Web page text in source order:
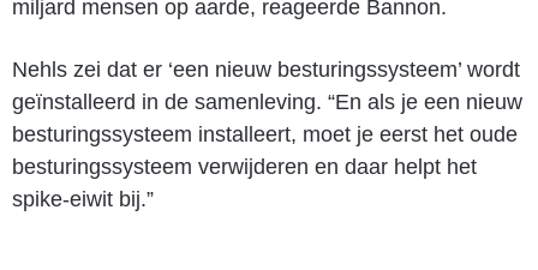
miljard mensen op aarde, reageerde Bannon.
Nehls zei dat er ‘een nieuw besturingssysteem’ wordt
geïnstalleerd in de samenleving. “En als je een nieuw
besturingssysteem installeert, moet je eerst het oude
besturingssysteem verwijderen en daar helpt het
spike-eiwit bij.”